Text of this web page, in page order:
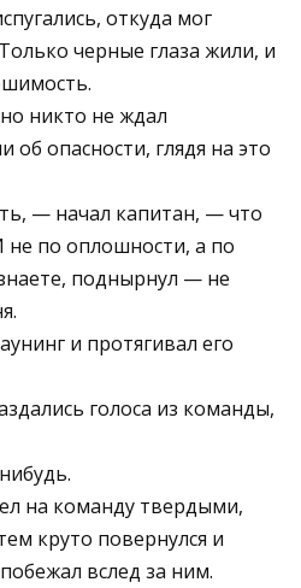
откуда мог
черные глаза жили, и
никто не ждал
об опасности, глядя на это
— начал капитан, — что
не по оплошности, а по
поднырнул — не
и протягивал его
голоса из команды,
на команду твердыми,
круто повернулся и
вслед за ним.